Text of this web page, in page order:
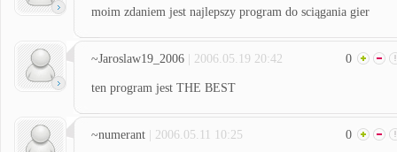
moim zdaniem jest najlepszy program do sciągania gier
~Jaroslaw19_2006 | 2006.05.19 20:42 0
ten program jest THE BEST
~numerant | 2006.05.11 10:25 0